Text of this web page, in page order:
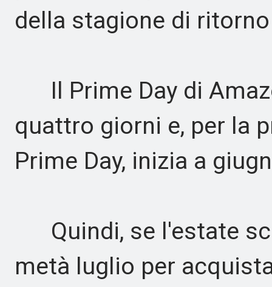
della stagione di
Il Prime Day di
quattro giorni e, per la
Prime Day, inizia a
Quindi, se l'estate
metà luglio per